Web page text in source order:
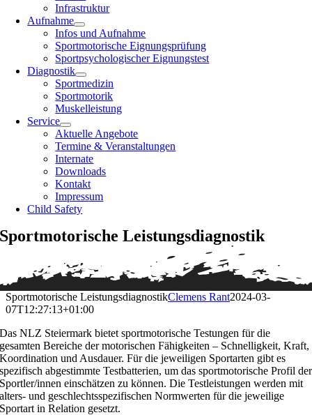
Infrastruktur
Aufnahme
Infos und Aufnahme
Sportmotorische Eignungsprüfung
Sportpsychologischer Eignungstest
Diagnostik
Sportmedizin
Sportmotorik
Muskelleistung
Service
Aktuelle Angebote
Termine & Veranstaltungen
Internate
Downloads
Kontakt
Impressum
Child Safety
Sportmotorische Leistungsdiagnostik
Sportmotorische LeistungsdiagnostikClemens Rant2024-03-
07T12:27:13+01:00
Das NLZ Steiermark bietet sportmotorische Testungen für die
gesamten Bereiche der motorischen Fähigkeiten – Schnelligkeit, Kraft,
Koordination und Ausdauer. Für die jeweiligen Sportarten gibt es
spezifisch abgestimmte Testbatterien, um das sportmotorische Profil der
Sportler/innen einschätzen zu können. Die Testleistungen werden mit
alters- und geschlechtsspezifischen Normwerten für die jeweilige
Sportart in Relation gesetzt.